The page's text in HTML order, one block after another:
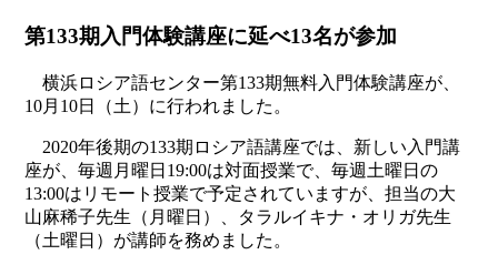
第133期入門体験講座に延べ13名が参加
横浜ロシア語センター第133期無料入門体験講座が、
10月10日（土）に行われました。
2020年後期の133期ロシア語講座では、新しい入門講
座が、毎週月曜日19:00は対面授業で、毎週土曜日の
13:00はリモート授業で予定されていますが、担当の大
山麻稀子先生（月曜日）、タラルイキナ・オリガ先生
（土曜日）が講師を務めました。